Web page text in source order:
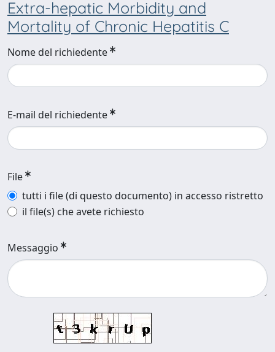
Extra-hepatic Morbidity and
Mortality of Chronic Hepatitis C
Nome del richiedente
E-mail del richiedente
File
tutti i file (di questo documento) in accesso ristretto
il file(s) che avete richiesto
Messaggio